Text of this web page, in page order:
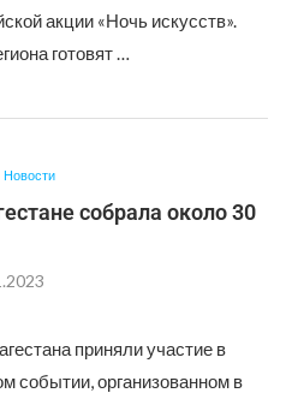
акции «Ночь искусств».
готовят …
Новости
собрала около 30
приняли участие в
событии, организованном в